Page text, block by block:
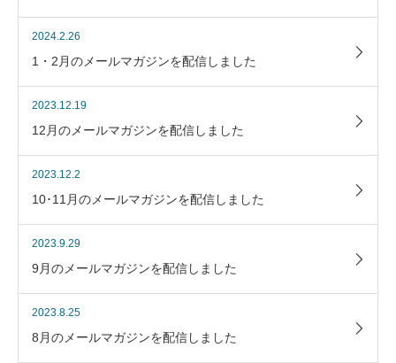
2024.2.26
1・2月のメールマガジンを配信しました
2023.12.19
12月のメールマガジンを配信しました
2023.12.2
10･11月のメールマガジンを配信しました
2023.9.29
9月のメールマガジンを配信しました
2023.8.25
8月のメールマガジンを配信しました